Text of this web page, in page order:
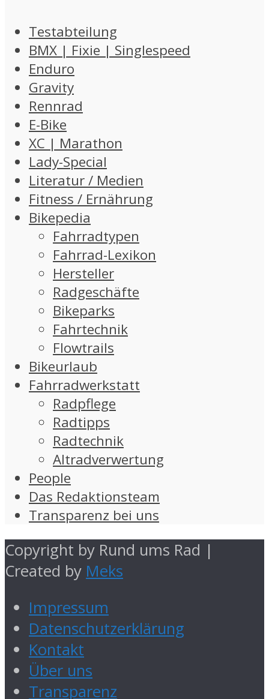
Testabteilung
BMX | Fixie | Singlespeed
Enduro
Gravity
Rennrad
E-Bike
XC | Marathon
Lady-Special
Literatur / Medien
Fitness / Ernährung
Bikepedia
Fahrradtypen
Fahrrad-Lexikon
Hersteller
Radgeschäfte
Bikeparks
Fahrtechnik
Flowtrails
Bikeurlaub
Fahrradwerkstatt
Radpflege
Radtipps
Radtechnik
Altradverwertung
People
Das Redaktionsteam
Transparenz bei uns
Copyright by Rund ums Rad |
Created by Meks
Impressum
Datenschutzerklärung
Kontakt
Über uns
Transparenz